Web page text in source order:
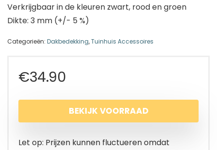
Verkrijgbaar in de kleuren zwart, rood en groen
Dikte: 3 mm (+/- 5 %)
Categorieën: Dakbedekking,Tuinhuis Accessoires
€34.90
BEKIJK VOORRAAD
Let op: Prijzen kunnen fluctueren omdat